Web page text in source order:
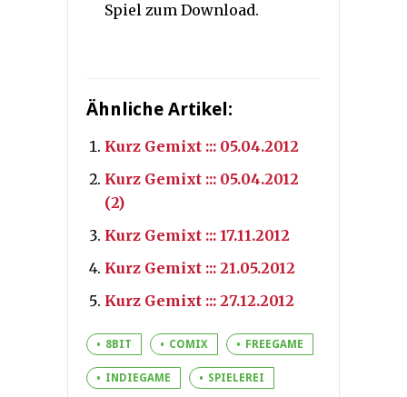
Spiel zum Download.
Ähnliche Artikel:
Kurz Gemixt ::: 05.04.2012
Kurz Gemixt ::: 05.04.2012
(2)
Kurz Gemixt ::: 17.11.2012
Kurz Gemixt ::: 21.05.2012
Kurz Gemixt ::: 27.12.2012
8BIT COMIX FREEGAME
INDIEGAME SPIELEREI